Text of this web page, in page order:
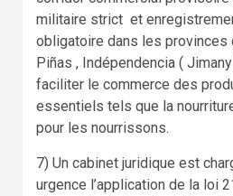
militaire strict et
obligatoire dans les provinces
Piñas , Indépendencia (
faciliter le commerce des
essentiels tels que la
pour les nourrissons.
7) Un cabinet juridique est
urgence l’application de la loi